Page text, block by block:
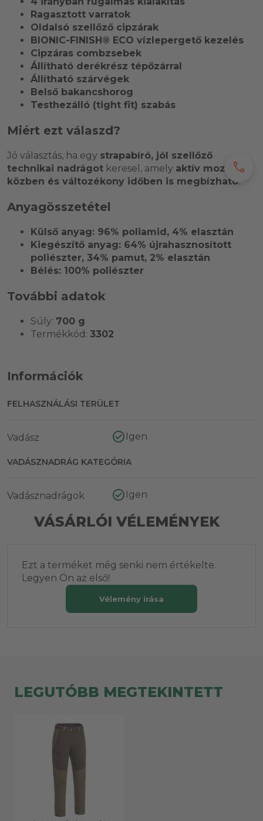
Ragasztott varratok
Oldalsó szellőző cipzárak
BIONIC-FINISH® ECO vízlepergető kezelés
Cipzáras combzsebek
Állítható derékrész tépőzárral
Állítható szárvégek
Belső bakancshorog
Testhezálló (tight fit) szabás
Miért ezt válaszd?
Jó választás, ha egy strapabíró, jól szellőző
technikai nadrágot keresel, amely aktív mozgás
közben és változékony időben is megbízható.
Anyagösszetétel
Külső anyag: 96% poliamid, 4% elasztán
Kiegészítő anyag: 64% újrahasznosított
poliészter, 34% pamut, 2% elasztán
Bélés: 100% poliészter
További adatok
Súly: 700 g
Termékkód: 3302
Információk
FELHASZNÁLÁSI TERÜLET
Vadász Igen
VADÁSZNADRÁG KATEGÓRIA
Vadásznadrágok Igen
VÁSÁRLÓI VÉLEMÉNYEK
Ezt a terméket még senki nem értékelte.
Legyen Ön az első!
Vélemény írása
LEGUTÓBB MEGTEKINTETT
call